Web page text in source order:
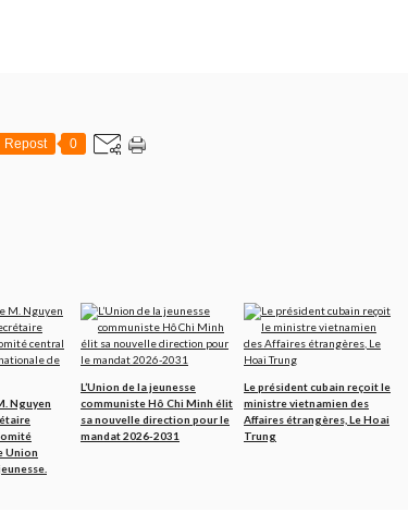
Repost 0
Nguyen
Union
L’Union de la jeunesse
communiste Hô Chi Minh élit
sa nouvelle direction pour le
mandat 2026-2031
Le président cubain reçoit le
ministre vietnamien des
Affaires étrangères, Le Hoai
Trung